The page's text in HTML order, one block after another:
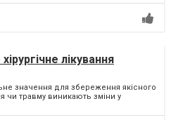
лікування
значення для збереження якісного
чи травму виникають зміни у